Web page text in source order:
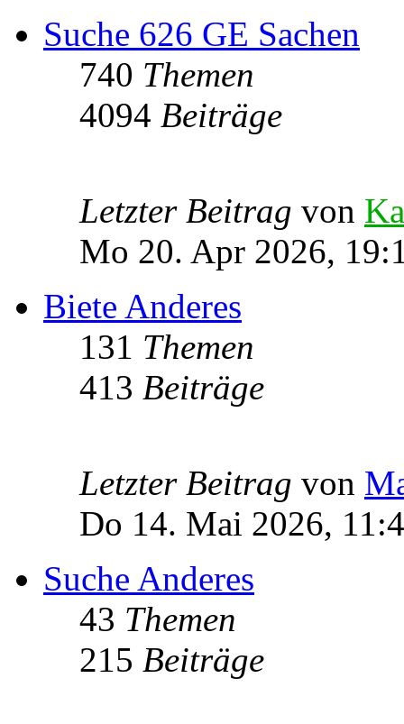
Suche 626 GE Sachen
740 Themen
4094 Beiträge
Letzter Beitrag von
Mo 20. Apr 2026,
Biete Anderes
131 Themen
413 Beiträge
Letzter Beitrag von
Do 14. Mai 2026,
Suche Anderes
43 Themen
215 Beiträge